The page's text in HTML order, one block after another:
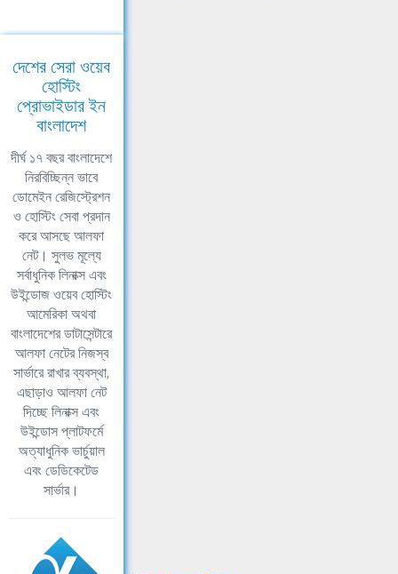
দেশের সেরা ওয়েব
হোস্টিং
প্রোভাইডার ইন
বাংলাদেশ
দীর্ঘ ১৭ বছর বাংলাদেশে
নিরবিচ্ছিন্ন ভাবে
ডোমেইন রেজিস্ট্রেশন
ও হোস্টিং সেবা প্রদান
করে আসছে আলফা
নেট। সুলভ মূল্যে
সর্বাধুনিক লিনাক্স এবং
উইন্ডোজ ওয়েব হোস্টিং
আমেরিকা অথবা
বাংলাদেশের ডাটাসেন্টারে
আলফা নেটের নিজস্ব
সার্ভারে রাখার ব্যবস্থা,
এছাড়াও আলফা নেট
দিচ্ছে লিনাক্স এবং
উইন্ডোস প্লাটফর্মে
অত্যাধুনিক ভার্চুয়াল
এবং ডেডিকেটেড
সার্ভার।